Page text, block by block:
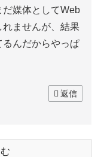
だ媒体としてWeb
ませんが、結果
んだからやっぱ
返信